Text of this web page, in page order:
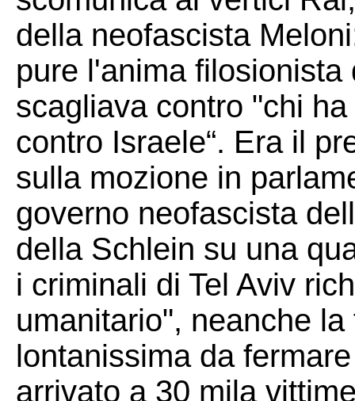
della neofascista
pure l'anima
scagliava contro "chi
contro Israele“. Era il
sulla mozione in
governo neofascista
della Schlein su una
i criminali di Tel Aviv
umanitario", neanche
lontanissima da
arrivato a 30 mila